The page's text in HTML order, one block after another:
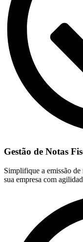
Gestão de Notas
Simplifique a emissão
sua empresa com